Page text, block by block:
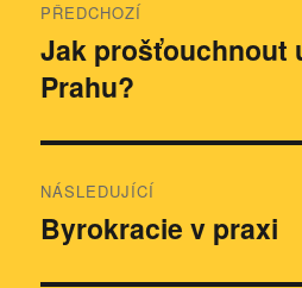
pro
příspěvek
PŘEDCHOZÍ
Předchozí
příspěvek:
Jak prošťouchnout
Prahu?
NÁSLEDUJÍCÍ
Následující
Byrokracie v praxi